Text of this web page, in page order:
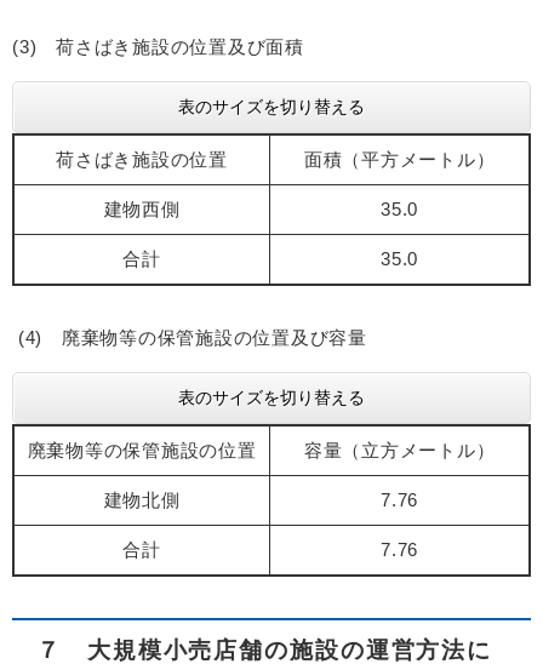
(3) 荷さばき施設の位置及び面積
表のサイズを切り替える
荷さばき施設の位置 面積（平方メートル）
建物西側 35.0
合計 35.0
(4) 廃棄物等の保管施設の位置及び容量
表のサイズを切り替える
廃棄物等の保管施設の位置 容量（立方メートル）
建物北側 7.76
合計 7.76
７ 大規模小売店舗の施設の運営方法に